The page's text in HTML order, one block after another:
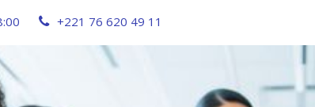
+221 76 620 49 11